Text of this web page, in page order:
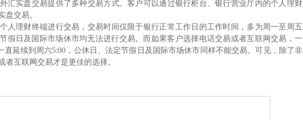
汇实盘交易提供了多种交易方式。客户可以通过银行柜台、银行营业厅内的个人理财
盘交易。
人理财终端进行交易，交易时间仅限于银行正常工作日的工作时间，多为周一至周五
假日及国际市场休市均无法进行交易。而如果客户选择电话交易或者互联网交易，一
直延续到周六5:00，公休日、法定节假日及国际市场休市同样不能交易。可见，除了非
互联网交易才是更佳的选择。